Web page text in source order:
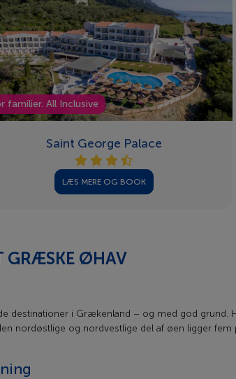
familier. All Inclusive
Saint George Palace
LÆS MERE OG BOOK
GRÆSKE ØHAV
destinationer i Grækenland – og med god grund.
nordøstlige og nordvestlige del af øen ligger